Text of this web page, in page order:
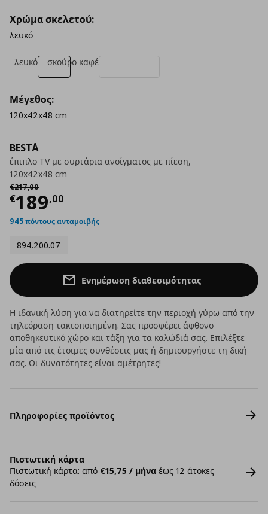
BESTÅ
έπιπλο TV με συρτάρια ανοίγματος με πίεση,
120x42x48 cm
€217,00
Αρχική τιμή
€189,00
Τρέχουσα τιμή
945 πόντους ανταμοιβής
894.200.07
Χρώμα σκελετού:
λευκό
λευκό σκούρο καφέ
Μέγεθος:
120x42x48 cm
Ενημέρωση διαθεσιμότητας
Η ιδανική λύση για να διατηρείτε την περιοχή γύρω από την
τηλεόραση τακτοποιημένη. Σας προσφέρει άφθονο
αποθηκευτικό χώρο και τάξη για τα καλώδιά σας. Επιλέξτε
μία από τις έτοιμες συνθέσεις μας ή δημιουργήστε τη δική
σας. Οι δυνατότητες είναι αμέτρητες!
Πληροφορίες προϊόντος
Πιστωτική κάρτα
Πιστωτική κάρτα: από €15,75 / μήνα έως 12 άτοκες
δόσεις